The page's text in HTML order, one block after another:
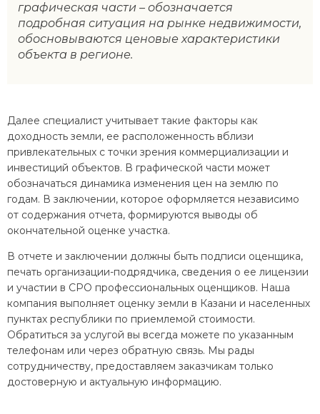
графическая части – обозначается
подробная ситуация на рынке недвижимости,
обосновываются ценовые характеристики
объекта в регионе.
Далее специалист учитывает такие факторы как
доходность земли, ее расположенность вблизи
привлекательных с точки зрения коммерциализации и
инвестиций объектов. В графической части может
обозначаться динамика изменения цен на землю по
годам. В заключении, которое оформляется независимо
от содержания отчета, формируются выводы об
окончательной оценке участка.
В отчете и заключении должны быть подписи оценщика,
печать организации-подрядчика, сведения о ее лицензии
и участии в СРО профессиональных оценщиков. Наша
компания выполняет оценку земли в Казани и населенных
пунктах республики по приемлемой стоимости.
Обратиться за услугой вы всегда можете по указанным
телефонам или через обратную связь. Мы рады
сотрудничеству, предоставляем заказчикам только
достоверную и актуальную информацию.